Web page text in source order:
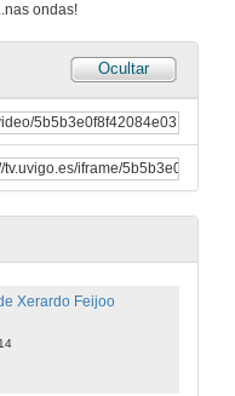
ondas!
Ocultar
Santiago Veloso
Intervención do Vicerreitor de Relacións Internacionais
Xerardo Feijoo